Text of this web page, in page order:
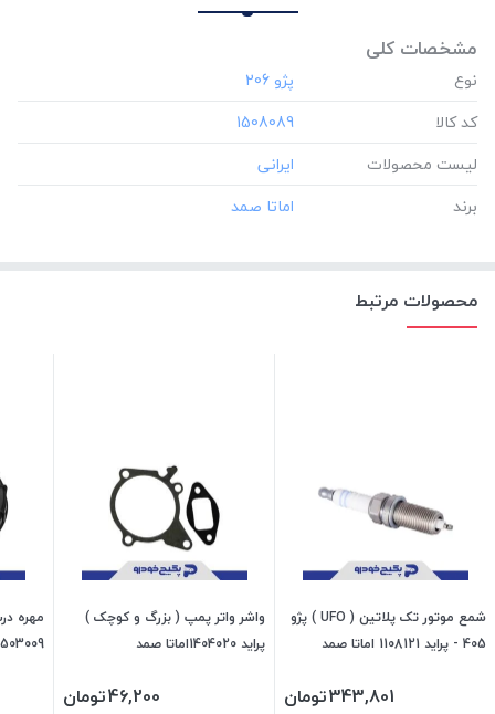
مشخصات کلی
نوع
کد کالا
‎1508089
لیست محصولات
برند
محصولات مرتبط
شمع موتور تک پلاتین ( UFO ) پژو
405 - پراید 1108121 اماتا صمد
343,801تومان
واشر واتر پمپ ( بزرگ و کوچک )
پراید 1404020اماتا صمد
46,200تومان
1503009 اماتا